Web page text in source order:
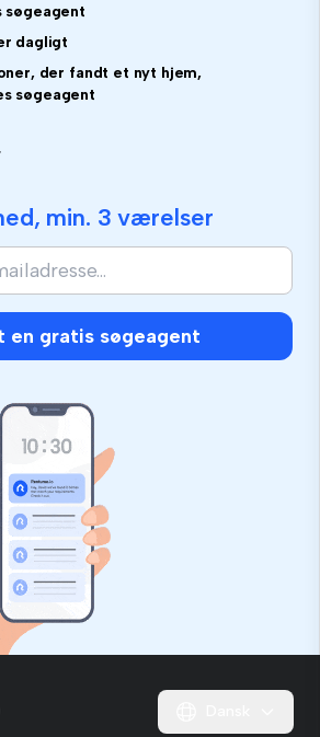
søgeagent
dagligt
der fandt et nyt hjem,
søgeagent
min. 3 værelser
en gratis søgeagent